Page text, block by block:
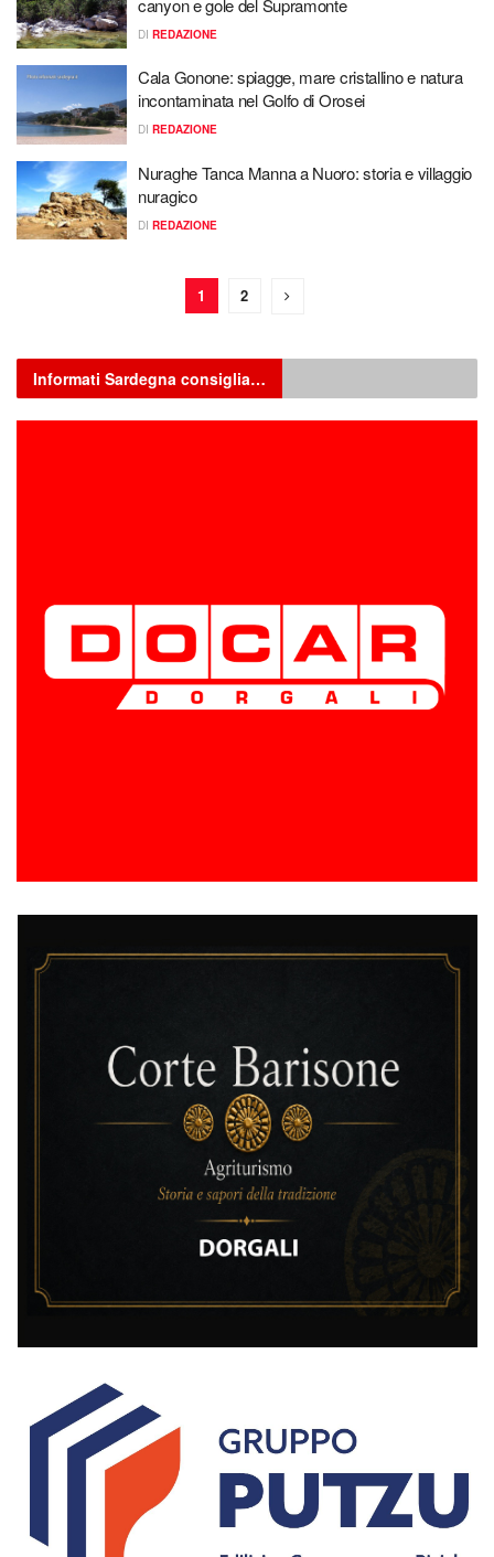
DI REDAZIONE
Cala Gonone: spiagge, mare cristallino e natura
incontaminata nel Golfo di Orosei
DI REDAZIONE
Nuraghe Tanca Manna a Nuoro: storia e villaggio
nuragico
DI REDAZIONE
1 2
Informati Sardegna consiglia…